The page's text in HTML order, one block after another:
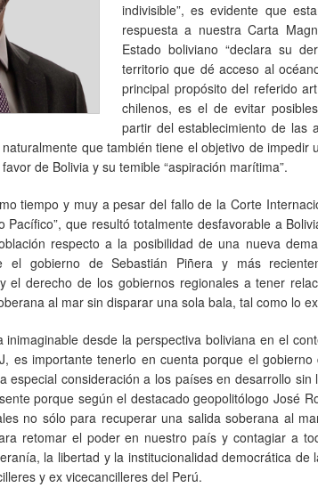
indivisible”, es evidente que
respuesta a nuestra Carta
Estado boliviano “declara su
territorio que dé acceso al
principal propósito del referido
chilenos, es el de evitar
partir del establecimiento de las
que también tiene el objetivo de
de Bolivia y su temible “aspiración marítima”.
tiempo y muy a pesar del fallo de la Corte
Pacífico”, que resultó totalmente desfavorable a
respecto a la posibilidad de una nueva
el gobierno de Sebastián Piñera y más
el derecho de los gobiernos regionales a tener
al mar sin disparar una sola bala, tal como lo
inimaginable desde la perspectiva boliviana en el
es importante tenerlo en cuenta porque el
especial consideración a los países en desarrollo
porque según el destacado geopolitólogo José
no sólo para recuperar una salida soberana al
retomar el poder en nuestro país y contagiar a
la libertad y la institucionalidad democrática
y ex vicecancilleres del Perú.